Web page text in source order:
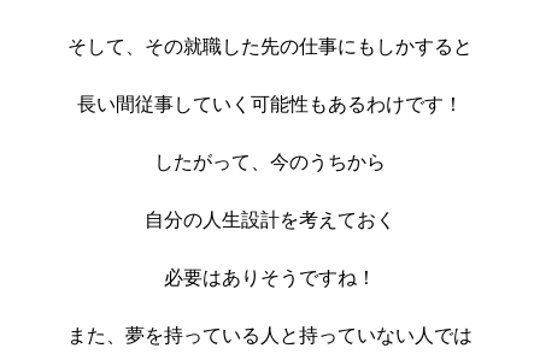
そして、その就職した先の仕事にもしかすると
長い間従事していく可能性もあるわけです！
したがって、今のうちから
自分の人生設計を考えておく
必要はありそうですね！
また、夢を持っている人と持っていない人では